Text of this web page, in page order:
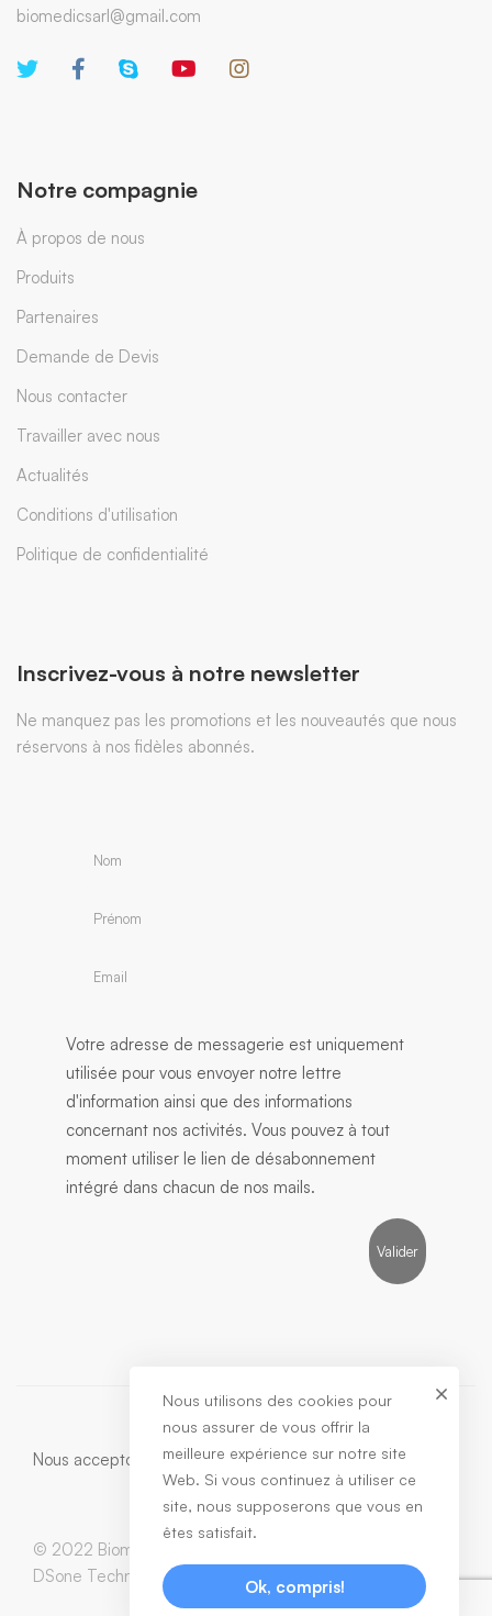
biomedicsarl@gmail.com
Notre compagnie
À propos de nous
Produits
Partenaires
Demande de Devis
Nous contacter
Travailler avec nous
Actualités
Conditions d'utilisation
Politique de confidentialité
Inscrivez-vous à notre newsletter
Ne manquez pas les promotions et les nouveautés que nous
réservons à nos fidèles abonnés.
Votre adresse de messagerie est uniquement
utilisée pour vous envoyer notre lettre
d'information ainsi que des informations
concernant nos activités. Vous pouvez à tout
moment utiliser le lien de désabonnement
intégré dans chacun de nos mails.
© 2022 Biomedic. All Rights Reserved / Developed by
DSone Technology
Nous acceptons:
Nous utilisons des cookies pour
nous assurer de vous offrir la
meilleure expérience sur notre site
Web. Si vous continuez à utiliser ce
site, nous supposerons que vous en
êtes satisfait.
Ok, compris!